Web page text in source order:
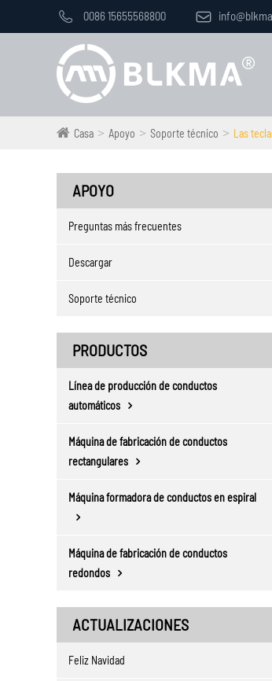
 0086 15655568800 
Casa Apoyo Soporte técnico Las
APOYO
Preguntas más frecuentes
Descargar
Soporte técnico
PRODUCTOS
Línea de producción de conductos
automáticos
Máquina de fabricación de conductos
rectangulares
Máquina formadora de conductos en espiral
Máquina de fabricación de conductos
redondos
ACTUALIZACIONES
Feliz Navidad